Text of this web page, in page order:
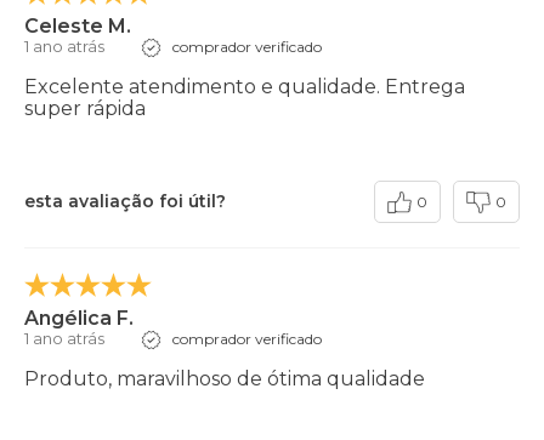
Celeste M.
1 ano atrás comprador verificado
Excelente atendimento e qualidade. Entrega
super rápida
esta avaliação foi útil? 0 0
Angélica F.
1 ano atrás comprador verificado
Produto, maravilhoso de ótima qualidade